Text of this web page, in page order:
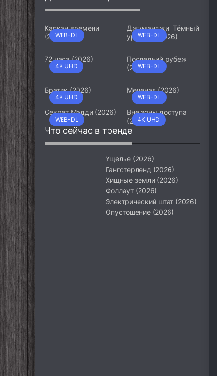
WEB-DL
Капкан времени
(2026)
WEB-DL
Джуманджи: Тёмный
уровень (2026)
4K UHD
72 часа (2026)
WEB-DL
Последний рубеж
(2026)
4K UHD
Братик (2026)
WEB-DL
Меченая (2026)
WEB-DL
Секрет Мэдди (2026)
4K UHD
Вне зоны доступа
(2026)
Что сейчас в тренде
Ущелье (2026)
Гангстерленд (2026)
Хищные земли (2026)
Фоллаут (2026)
Электрический штат (2026)
Опустошение (2026)